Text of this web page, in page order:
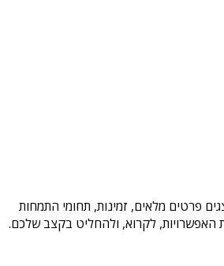
פרטים מלאים, זמינות, תחומי התמחות
האפשרויות, לקרוא, ולהחליט בקצב שלכם.